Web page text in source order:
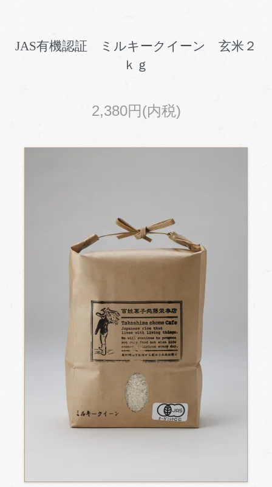
JAS有機認証 ミルキークイーン 玄米２
ｋｇ
2,380円(内税)